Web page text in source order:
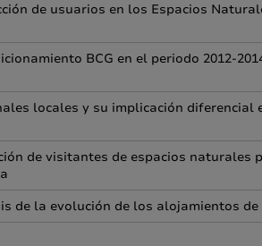
de usuarios en los Espacios
BCG en el periodo 2012-
locales y su implicación
de visitantes de espacios naturales
de la evolución de los alojamientos de